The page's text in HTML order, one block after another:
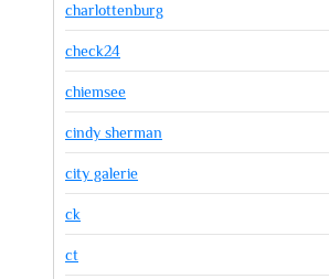
charlottenburg
check24
chiemsee
cindy sherman
city galerie
ck
ct